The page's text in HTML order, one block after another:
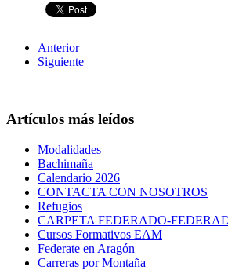
Anterior
Siguiente
Artículos más leídos
Modalidades
Bachimaña
Calendario 2026
CONTACTA CON NOSOTROS
Refugios
CARPETA FEDERADO-
Cursos Formativos EAM
Federate en Aragón
Carreras por Montaña